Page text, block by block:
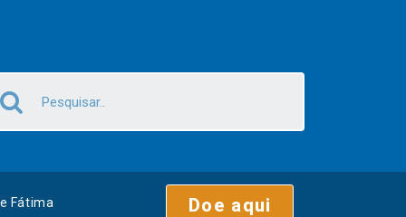
Fátima Doe aqui